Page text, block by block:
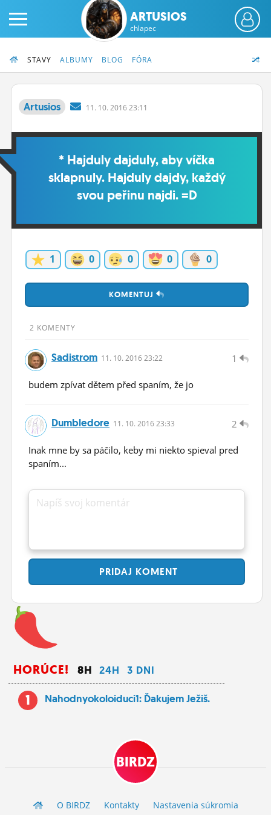
ČINŽIAK
FÓRUM
OBRÁZKY
ĽUDIA
MÔJ PROFIL
NASTAVENIA
ROLETA
ARTUSIOS
chlapec
STAVY ALBUMY BLOG FÓRA
Artusios 11. 10. 2016 23:11
* Hajduly dajduly, aby víčka
sklapnuly. Hajduly dajdy, každý
svou peřinu najdi. =D
1 0 0 0 0
KOMENTUJ
2 KOMENTY
1
Sadistrom 11. 10. 2016 23:22
budem zpívat dětem před spaním, že jo
2
Dumbledore 11. 10. 2016 23:33
Inak mne by sa páčilo, keby mi niekto spieval pred
spaním...
Napíš svoj komentár
PRIDAJ KOMENT
HORÚCE! 8H 24H 3 DNI
1 Nahodnyokoloiduci1: Ďakujem Ježiš.
BIRDZ
O BIRDZ Kontakty
Nastavenia súkromia